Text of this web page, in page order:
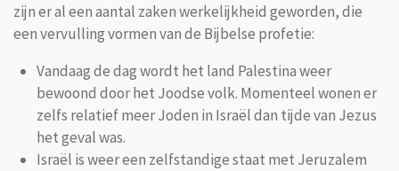
zijn er al een aantal zaken werkelijkheid geworden, die
een vervulling vormen van de Bijbelse profetie:
Vandaag de dag wordt het land Palestina weer
bewoond door het Joodse volk. Momenteel wonen er
zelfs relatief meer Joden in Israël dan tijde van Jezus
het geval was.
Israël is weer een zelfstandige staat met Jeruzalem